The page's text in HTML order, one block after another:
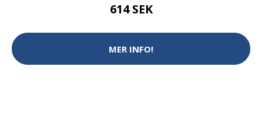
614 SEK
MER INFO!